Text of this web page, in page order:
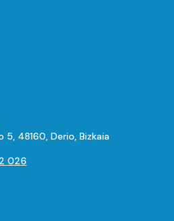
5, 48160, Derio, Bizkaia
026